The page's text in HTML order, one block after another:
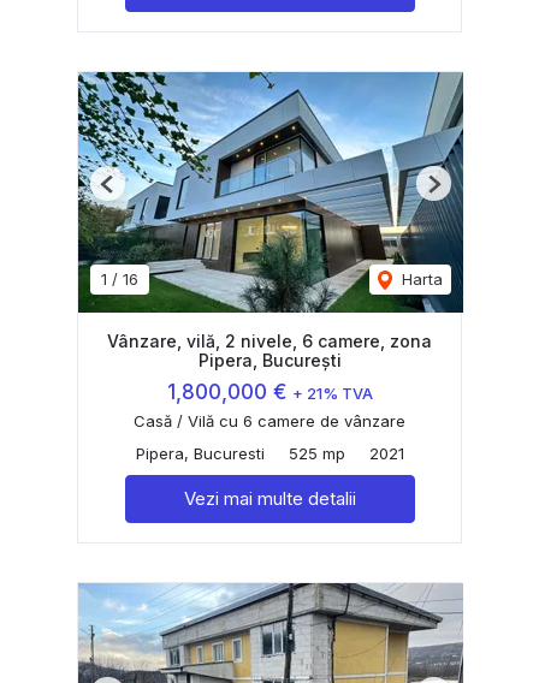
1 / 16 Harta
Previous Next
Vânzare, vilă, 2 nivele, 6 camere, zona
Pipera, București
1,800,000 € + 21% TVA
Casă / Vilă cu 6 camere de vânzare
Pipera, Bucuresti
525 mp 2021
Vezi mai multe detalii